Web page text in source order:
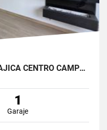
APARAMENTO EN VENTA CAJICÁ CENTRO CAMPUS CLUB RESERVADO
1
Garaje